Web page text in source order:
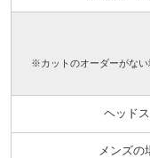
※カットのオーダーがない
ヘッド
メンズの